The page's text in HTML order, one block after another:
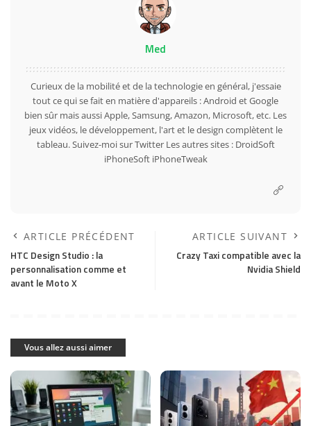
Med
Curieux de la mobilité et de la technologie en général, j'essaie
tout ce qui se fait en matière d'appareils : Android et Google
bien sûr mais aussi Apple, Samsung, Amazon, Microsoft, etc. Les
jeux vidéos, le développement, l'art et le design complètent le
tableau. Suivez-moi surTwitterLes autres sites : DroidSoft
iPhoneSoft iPhoneTweak
ARTICLE PRÉCÉDENT
HTC Design Studio : la
personnalisation comme et
avant le Moto X
ARTICLE SUIVANT
Crazy Taxi compatible avec la
Nvidia Shield
Vous allez aussi aimer